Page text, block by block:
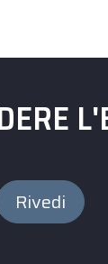
Rivedi